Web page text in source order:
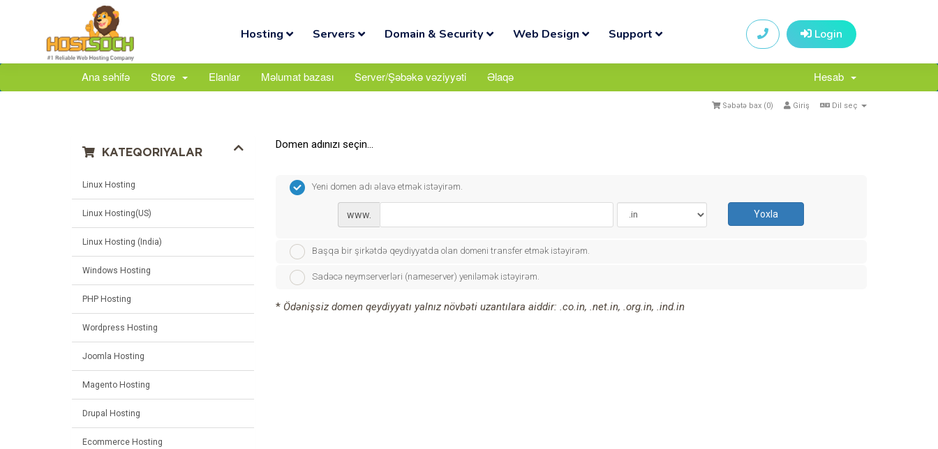
Hosting Servers Domain & Security Web Design Support Login
Ana səhifə Store Elanlar Məlumat bazası Server/Şəbəkə vəziyyəti Əlaqə Hesab
Dil seç
Giriş
Səbətə bax (0)
Domen adınızı seçin...
KATEQORIYALAR
Linux Hosting
Linux Hosting(US)
Linux Hosting (India)
Windows Hosting
PHP Hosting
Wordpress Hosting
Joomla Hosting
Magento Hosting
Drupal Hosting
Ecommerce Hosting
Yeni domen adı əlavə etmək istəyirəm.
www. Yoxla
Başqa bir şirkətdə qeydiyyatda olan domeni transfer etmək istəyirəm.
Sadəcə neymserverləri (nameserver) yeniləmək istəyirəm.
* Ödənişsiz domen qeydiyyatı yalnız növbəti uzantılara aiddir: .co.in, .net.in, .org.in, .ind.in